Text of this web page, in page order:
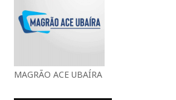
MAGRÃO ACE UBAÍRA